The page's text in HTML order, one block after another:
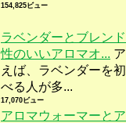
154,825ビュー
ラベンダーとブレン
性のいいアロマオ...
えば、ラベンダーを
べる人が多...
17,070ビュー
アロマウォーマーと